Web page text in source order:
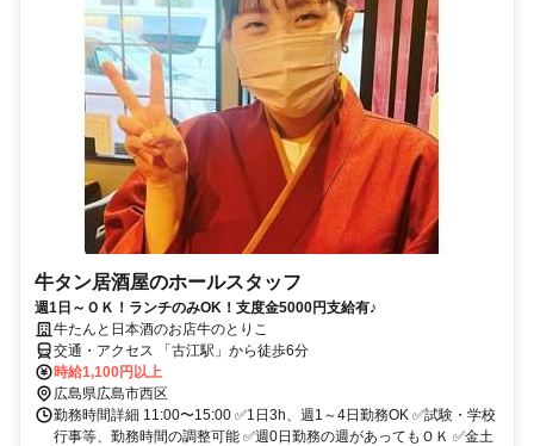
牛タン居酒屋のホールスタッフ
週1日～ＯＫ！ランチのみOK！支度金5000円支給有♪
牛たんと日本酒のお店牛のとりこ
交通・アクセス 「古江駅」から徒歩6分
時給1,100円以上
広島県広島市西区
勤務時間詳細 11:00〜15:00 ✅1日3h、週1～4日勤務OK ✅試験・学校
行事等、勤務時間の調整可能 ✅週0日勤務の週があってもＯＫ ✅金土